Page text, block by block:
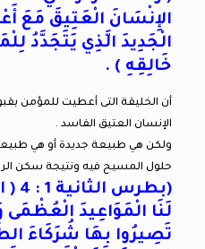
الإِنْسَانَ الْعَتِيقَ مَعَ
الْجَدِيدَ الَّذِي يَتَجَدَّدُ
خَالِقِهِ ) .
أن الخليقة التى أعطيت للمؤمن
الإنسان العتيق الفاسد .
ولكن هي طبيعة جديدة أو هي
حلول المسيح فيه ونتيجة سكن
لَنَا الْمَوَاعِيدَ الْعُظْمَى
تَصِيرُوا بِهَا شُرَكَاءَ